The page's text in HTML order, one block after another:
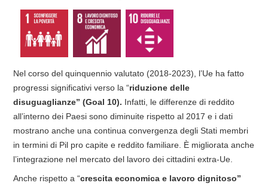
Nel corso del quinquennio valutato (2018-2023), l’Ue ha fatto
progressi significativi verso la “riduzione delle
disuguaglianze” (Goal 10). Infatti, le differenze di reddito
all’interno dei Paesi sono diminuite rispetto al 2017 e i dati
mostrano anche una continua convergenza degli Stati membri
in termini di Pil pro capite e reddito familiare. È migliorata anche
l’integrazione nel mercato del lavoro dei cittadini extra-Ue.
Anche rispetto a “crescita economica e lavoro dignitoso”